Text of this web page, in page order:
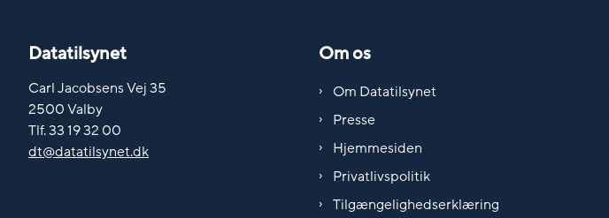
Datatilsynet
Carl Jacobsens Vej 35
2500 Valby
Tlf. 33 19 32 00
dt@datatilsynet.dk
Om os
Om Datatilsynet
Presse
Hjemmesiden
Privatlivspolitik
Tilgængelighedserklæring